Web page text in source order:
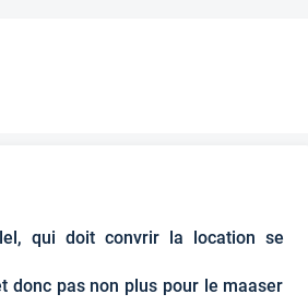
qui doit convrir la location se
donc pas non plus pour le maaser